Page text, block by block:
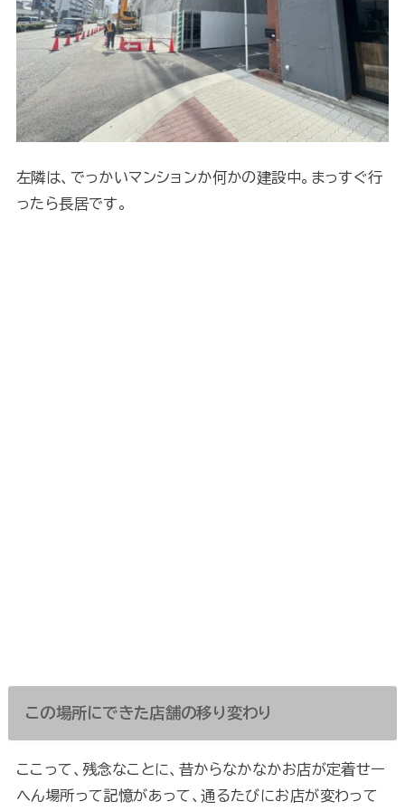
左隣は、でっかいマンションか何かの建設中。まっすぐ行
ったら長居です。
この場所にできた店舗の移り変わり
ここって、残念なことに、昔からなかなかお店が定着せー
へん場所って記憶があって、通るたびにお店が変わって